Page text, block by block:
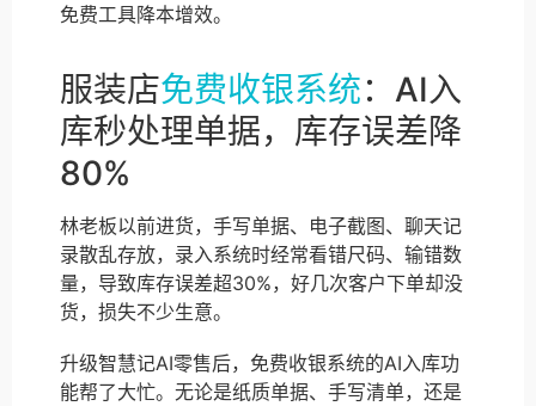
免费工具降本增效。
服装店免费收银系统：AI入
库秒处理单据，库存误差降
80%
林老板以前进货，手写单据、电子截图、聊天记
录散乱存放，录入系统时经常看错尺码、输错数
量，导致库存误差超30%，好几次客户下单却没
货，损失不少生意。
升级智慧记AI零售后，免费收银系统的AI入库功
能帮了大忙。无论是纸质单据、手写清单，还是